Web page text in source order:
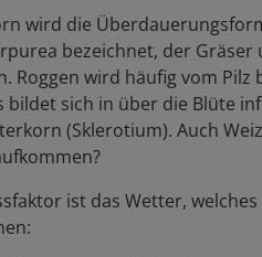
wird die
bezeichnet, der Gräser
Roggen wird häufig vom Pilz
bildet sich in über die Blüte
(Sklerotium). Auch
ist das Wetter,